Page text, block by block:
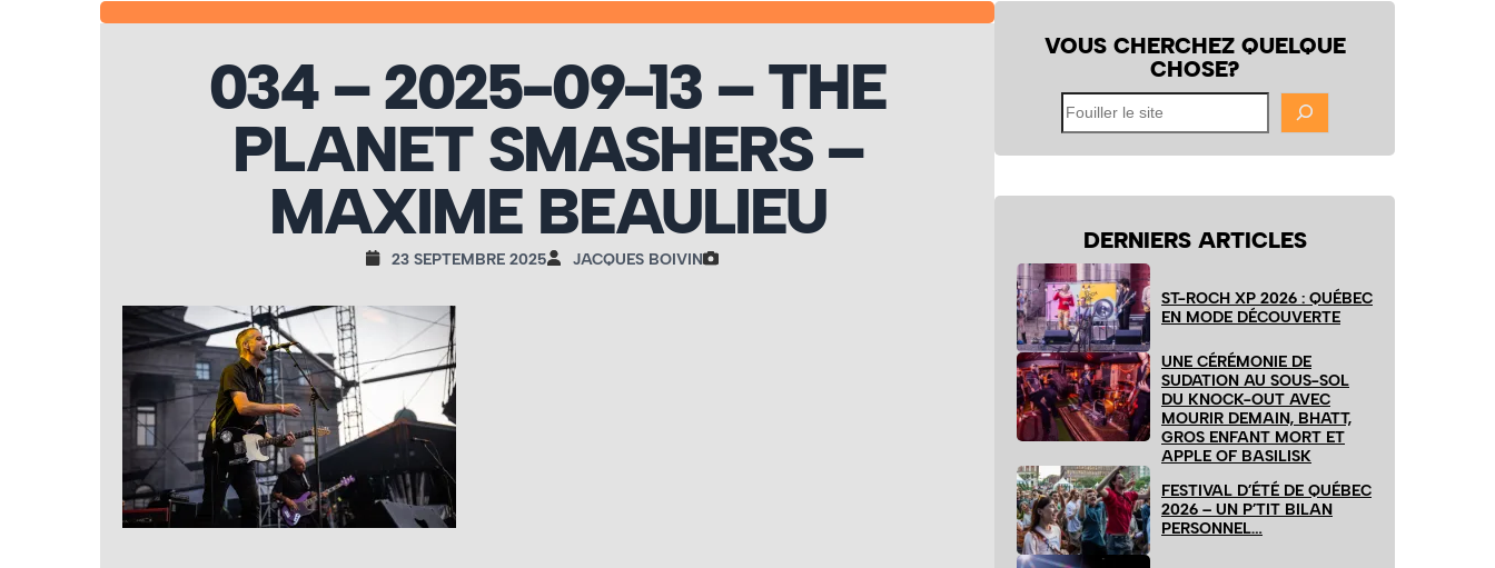
034 – 2025-09-13 – THE
PLANET SMASHERS –
MAXIME BEAULIEU
23 SEPTEMBRE 2025 JACQUES BOIVIN
VOUS CHERCHEZ QUELQUE
CHOSE?
Fouiller
le
site
DERNIERS ARTICLES
ST-ROCH XP 2026 : QUÉBEC
EN MODE DÉCOUVERTE
UNE CÉRÉMONIE DE
SUDATION AU SOUS-SOL
DU KNOCK-OUT AVEC
MOURIR DEMAIN, BHATT,
GROS ENFANT MORT ET
APPLE OF BASILISK
FESTIVAL D’ÉTÉ DE QUÉBEC
2026 – UN P’TIT BILAN
PERSONNEL…